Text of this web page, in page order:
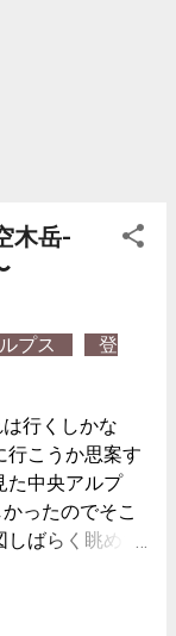
木岳-
プス
登
行くしかな
行こうか思案す
た中央アルプ
ったのでそこ
ばらく眺めて
そうだが、下